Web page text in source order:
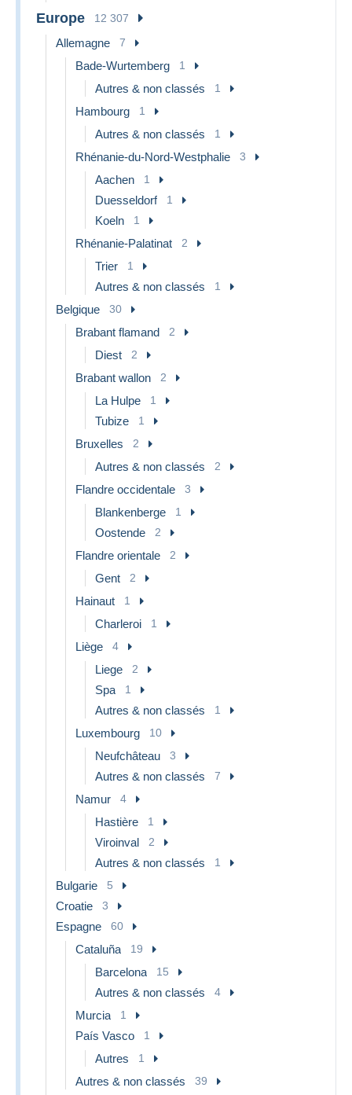
Europe 12 307
Allemagne 7
Bade-Wurtemberg 1
Autres & non classés 1
Hambourg 1
Autres & non classés 1
Rhénanie-du-Nord-Westphalie 3
Aachen 1
Duesseldorf 1
Koeln 1
Rhénanie-Palatinat 2
Trier 1
Autres & non classés 1
Belgique 30
Brabant flamand 2
Diest 2
Brabant wallon 2
La Hulpe 1
Tubize 1
Bruxelles 2
Autres & non classés 2
Flandre occidentale 3
Blankenberge 1
Oostende 2
Flandre orientale 2
Gent 2
Hainaut 1
Charleroi 1
Liège 4
Liege 2
Spa 1
Autres & non classés 1
Luxembourg 10
Neufchâteau 3
Autres & non classés 7
Namur 4
Hastière 1
Viroinval 2
Autres & non classés 1
Bulgarie 5
Croatie 3
Espagne 60
Cataluña 19
Barcelona 15
Autres & non classés 4
Murcia 1
País Vasco 1
Autres 1
Autres & non classés 39